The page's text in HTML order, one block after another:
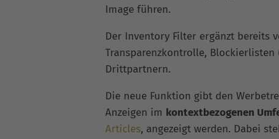
Image führen.
Der Inventory Filter ergänzt bereits
Transparenzkontrolle,
Drittpartnern.
Die neue Funktion gibt den
Anzeigen im kontextbezogenen
Articles, angezeigt werden. Dabei